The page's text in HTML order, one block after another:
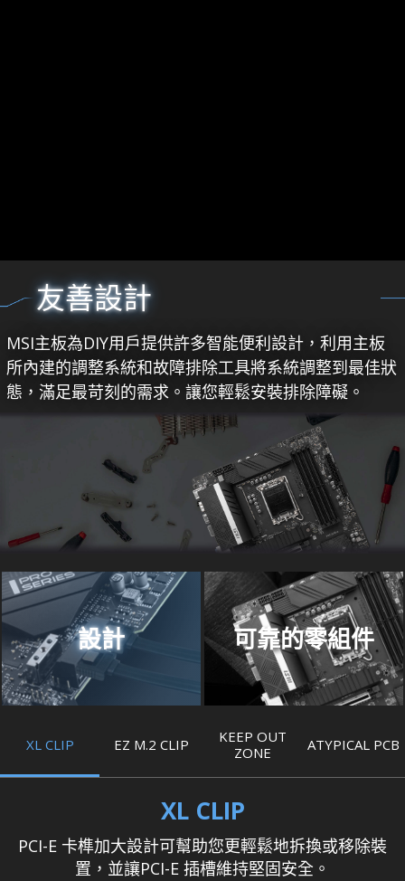
友善設計
MSI主板為DIY用戶提供許多智能便利設計，利用主板
所內建的調整系統和故障排除工具將系統調整到最佳狀
態，滿足最苛刻的需求。讓您輕鬆安裝排除障礙。
設計 可靠的零組件
XL CLIP EZ M.2 CLIP
KEEP OUT
ZONE
ATYPICAL PCB
XL CLIP
PCI-E 卡榫加大設計可幫助您更輕鬆地拆換或移除裝
置，並讓PCI-E 插槽維持堅固安全。